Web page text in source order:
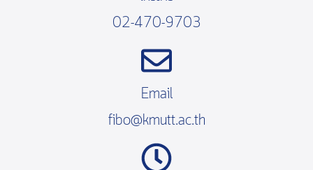
02-470-9703
Email
fibo@kmutt.ac.th